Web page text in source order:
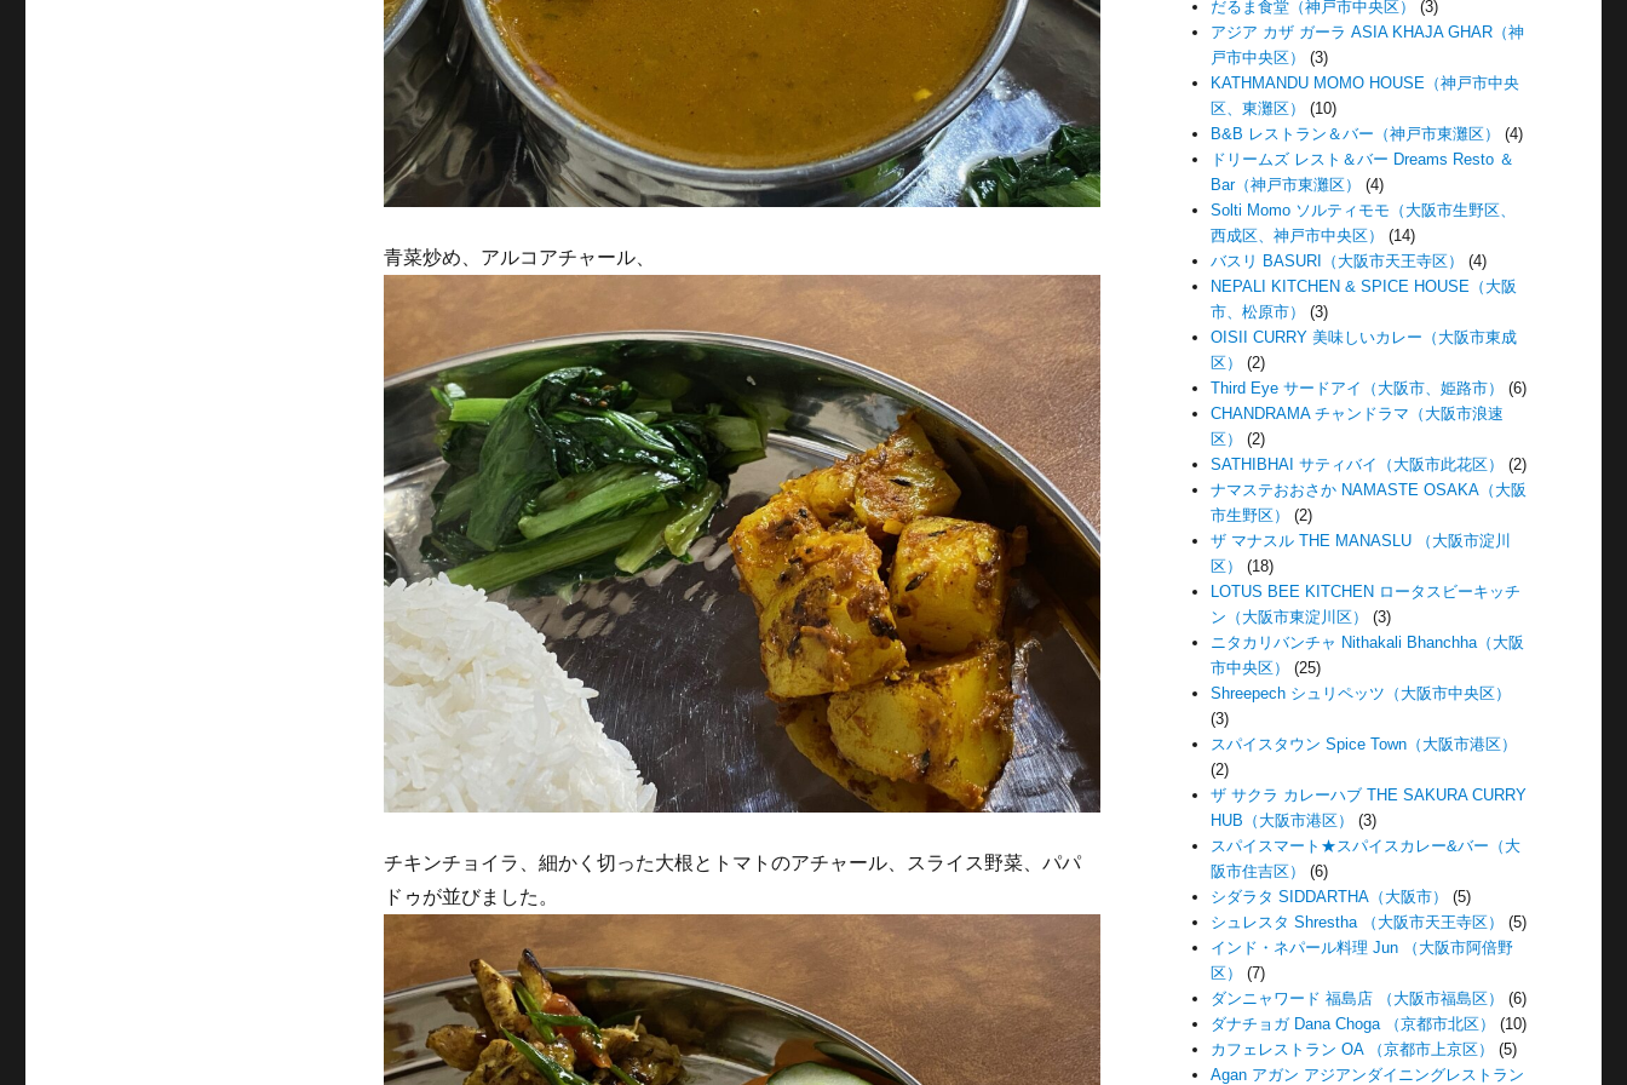
青菜炒め、アルコアチャール、
チキンチョイラ、細かく切った大根とトマトのアチャール、スライス野菜、パパ
ドゥが並びました。
だるま食堂（神戸市中央区）
(3)
アジア カザ ガーラ ASIA KHAJA GHAR（神
戸市中央区）
(3)
KATHMANDU MOMO HOUSE（神戸市中央
区、東灘区）
(10)
B&B レストラン＆バー（神戸市東灘区）
(4)
ドリームズ レスト＆バー Dreams Resto ＆
Bar（神戸市東灘区）
(4)
Solti Momo ソルティモモ（大阪市生野区、
西成区、神戸市中央区）
(14)
バスリ BASURI（大阪市天王寺区）
(4)
NEPALI KITCHEN & SPICE HOUSE（大阪
市、松原市）
(3)
OISII CURRY 美味しいカレー（大阪市東成
区）
(2)
Third Eye サードアイ（大阪市、姫路市）
(6)
CHANDRAMA チャンドラマ（大阪市浪速
区）
(2)
SATHIBHAI サティバイ（大阪市此花区）
(2)
ナマステおおさか NAMASTE OSAKA（大阪
市生野区）
(2)
ザ マナスル THE MANASLU （大阪市淀川
区）
(18)
LOTUS BEE KITCHEN ロータスビーキッチ
ン（大阪市東淀川区）
(3)
ニタカリバンチャ Nithakali Bhanchha（大阪
市中央区）
(25)
Shreepech シュリペッツ（大阪市中央区）
(3)
スパイスタウン Spice Town（大阪市港区）
(2)
ザ サクラ カレーハブ THE SAKURA CURRY
HUB（大阪市港区）
(3)
スパイスマート★スパイスカレー&バー（大
阪市住吉区）
(6)
シダラタ SIDDARTHA（大阪市）
(5)
シュレスタ Shrestha （大阪市天王寺区）
(5)
インド・ネパール料理 Jun （大阪市阿倍野
区）
(7)
ダンニャワード 福島店 （大阪市福島区）
(6)
ダナチョガ Dana Choga （京都市北区）
(10)
カフェレストラン OA （京都市上京区）
(5)
Agan アガン アジアンダイニングレストラン